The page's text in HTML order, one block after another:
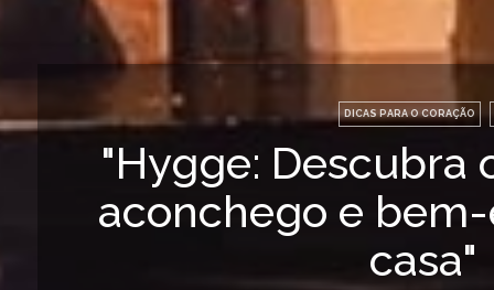
DICAS PARA O CORAÇÃO
"Hygge: Descubra
aconchego e
casa"